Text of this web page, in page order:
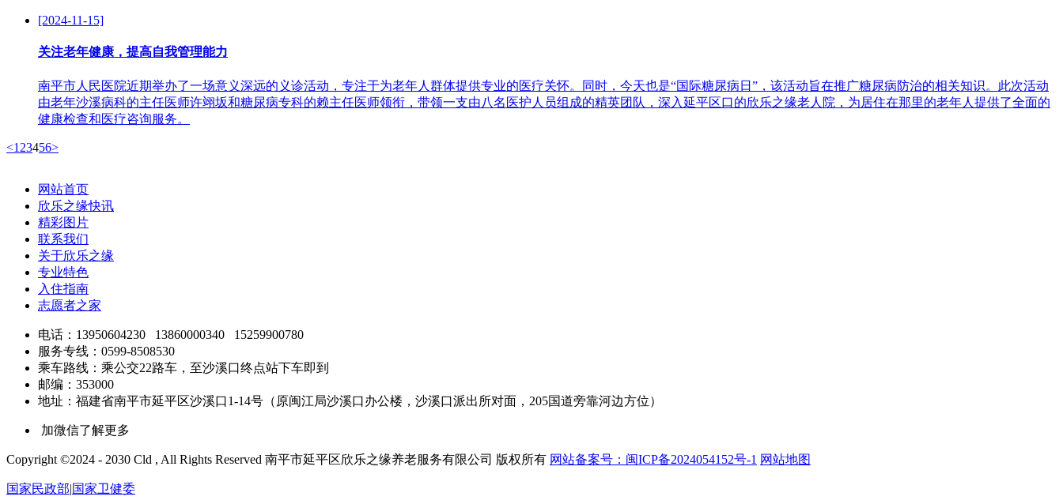
[2024-11-15]
关注老年健康，提高自我管理能力
南平市人民医院近期举办了一场意义深远的义诊活动，专注于为老年人群体提供专业的医疗关怀。同时，今天也是“国际糖尿病日”，该活动旨在推广糖尿病防治的相关知识。此次活动
由老年沙溪病科的主任医师许翊坂和糖尿病专科的赖主任医师领衔，带领一支由八名医护人员组成的精英团队，深入延平区口的欣乐之缘老人院，为居住在那里的老年人提供了全面的
健康检查和医疗咨询服务。
<1 23456>
网站首页
欣乐之缘快讯
精彩图片
联系我们
关于欣乐之缘
专业特色
入住指南
志愿者之家
电话：13950604230 13860000340 15259900780
服务专线：0599-8508530
乘车路线：乘公交22路车，至沙溪口终点站下车即到
邮编：353000
地址：福建省南平市延平区沙溪口1-14号（原闽江局沙溪口办公楼，沙溪口派出所对面，205国道旁靠河边方位）
加微信了解更多
Copyright ©2024 - 2030 Cld , All Rights Reserved 南平市延平区欣乐之缘养老服务有限公司 版权所有 网站备案号：闽ICP备2024054152号-1 网站地图
国家民政部|国家卫健委